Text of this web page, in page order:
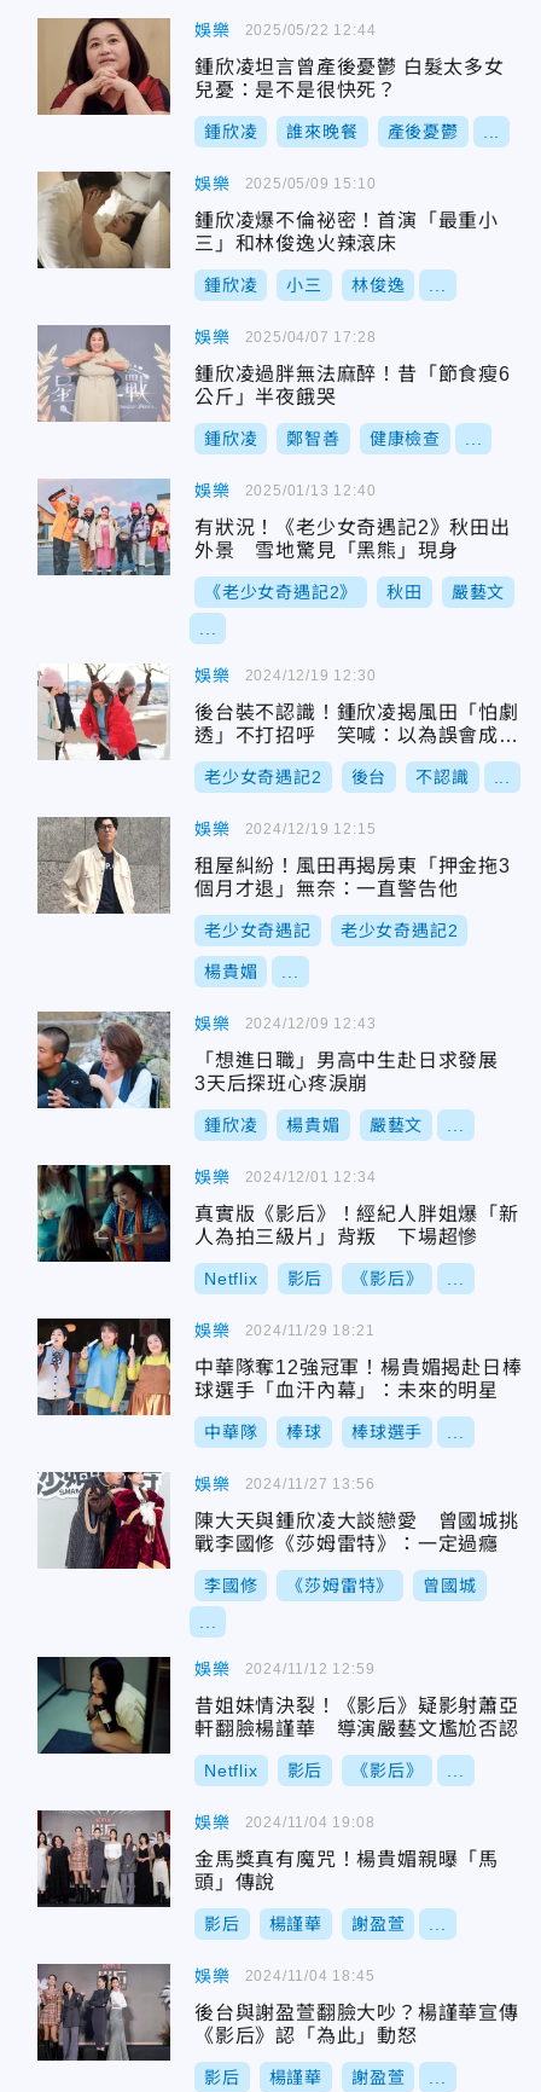
娛樂
鍾欣凌坦言曾產後憂鬱 白髮太多女
兒憂：是不是很快死？
鍾欣凌 誰來晚餐 產後憂鬱
2025/05/22 12:44
娛樂
鍾欣凌爆不倫祕密！首演「最重小
三」和林俊逸火辣滾床
鍾欣凌 小三 林俊逸
2025/05/09 15:10
娛樂
鍾欣凌過胖無法麻醉！昔「節食瘦6
公斤」半夜餓哭
鍾欣凌 鄭智善 健康檢查
2025/04/07 17:28
娛樂
有狀況！《老少女奇遇記2》秋田出
外景 雪地驚見「黑熊」現身
《老少女奇遇記2》 秋田 嚴藝文
2025/01/13 12:40
娛樂
後台裝不認識！鍾欣凌揭風田「怕劇
透」不打招呼 笑喊：以為誤會成林
美秀
老少女奇遇記2 後台 不認識
2024/12/19 12:30
娛樂
租屋糾紛！風田再揭房東「押金拖3
個月才退」無奈：一直警告他
老少女奇遇記 老少女奇遇記2
楊貴媚
2024/12/19 12:15
娛樂
「想進日職」男高中生赴日求發展
3天后探班心疼淚崩
鍾欣凌 楊貴媚 嚴藝文
2024/12/09 12:43
娛樂
真實版《影后》！經紀人胖姐爆「新
人為拍三級片」背叛 下場超慘
Netflix 影后 《影后》
2024/12/01 12:34
娛樂
中華隊奪12強冠軍！楊貴媚揭赴日棒
球選手「血汗內幕」：未來的明星
中華隊 棒球 棒球選手
2024/11/29 18:21
娛樂
陳大天與鍾欣凌大談戀愛 曾國城挑
戰李國修《莎姆雷特》：一定過癮
李國修 《莎姆雷特》 曾國城
2024/11/27 13:56
娛樂
昔姐妹情決裂！《影后》疑影射蕭亞
軒翻臉楊謹華 導演嚴藝文尷尬否認
Netflix 影后 《影后》
2024/11/12 12:59
娛樂
金馬獎真有魔咒！楊貴媚親曝「馬
頭」傳說
影后 楊謹華 謝盈萱
2024/11/04 19:08
娛樂
後台與謝盈萱翻臉大吵？楊謹華宣傳
《影后》認「為此」動怒
影后 楊謹華 謝盈萱
2024/11/04 18:45